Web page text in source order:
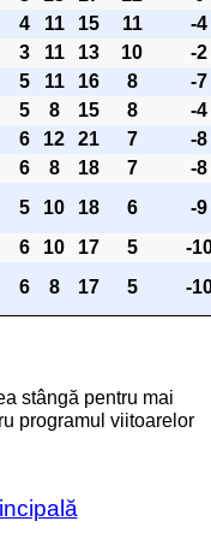
4 11 15 11
-4
3 11 13 10
-2
5 11 16 8
-7
5 8 15 8
-4
6 12 21 7
-8
6 8 18 7
-8
5 10 18 6
-9
6 10 17 5
-
6 8 17 5 -
stângă pentru mai
programul viitoarelor